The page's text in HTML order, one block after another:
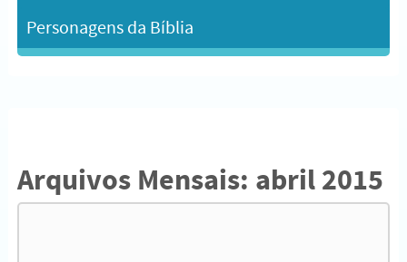
Personagens da Bíblia
Arquivos Mensais: abril 2015